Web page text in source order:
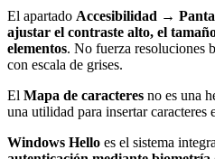
El apartado Accesibilidad →
ajustar el contraste alto, el
elementos. No fuerza resoluciones
con escala de grises.
El Mapa de caracteres no es una
una utilidad para insertar caracteres
Windows Hello es el sistema